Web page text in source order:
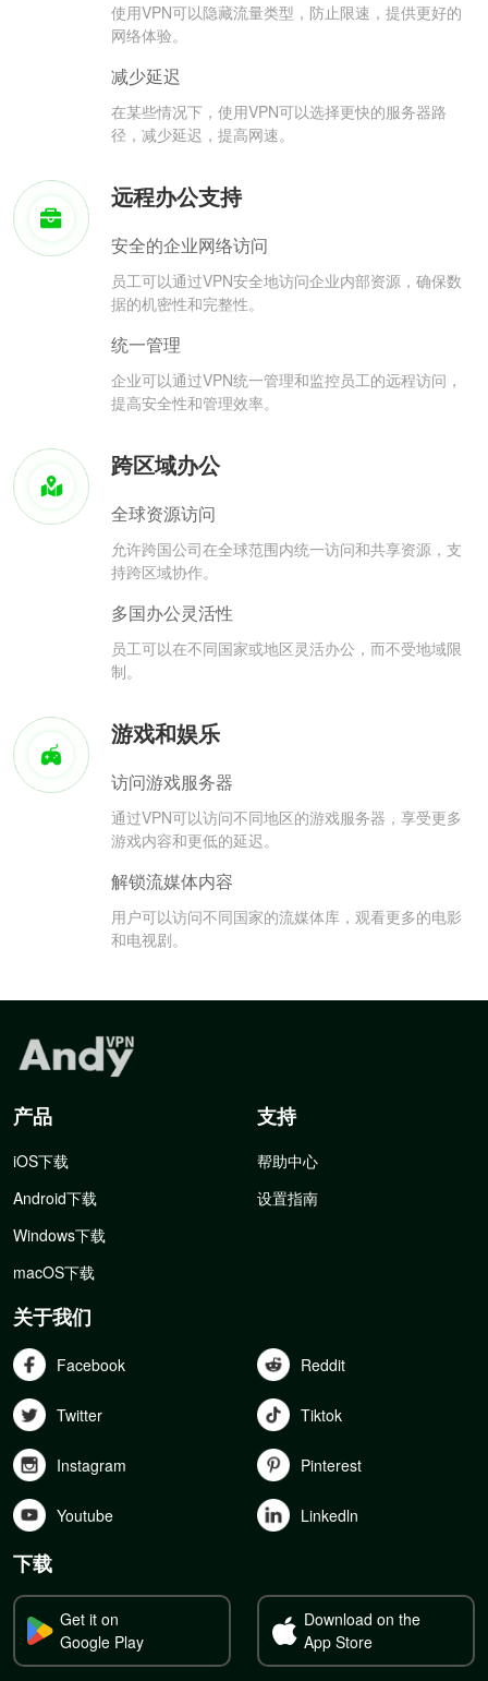
使用VPN可以隐藏流量类型，防止限速，提供更好的
网络体验。
减少延迟
在某些情况下，使用VPN可以选择更快的服务器路
径，减少延迟，提高网速。
远程办公支持
安全的企业网络访问
员工可以通过VPN安全地访问企业内部资源，确保数
据的机密性和完整性。
统一管理
企业可以通过VPN统一管理和监控员工的远程访问，
提高安全性和管理效率。
跨区域办公
全球资源访问
允许跨国公司在全球范围内统一访问和共享资源，支
持跨区域协作。
多国办公灵活性
员工可以在不同国家或地区灵活办公，而不受地域限
制。
游戏和娱乐
访问游戏服务器
通过VPN可以访问不同地区的游戏服务器，享受更多
游戏内容和更低的延迟。
解锁流媒体内容
用户可以访问不同国家的流媒体库，观看更多的电影
和电视剧。
产品
iOS下载
Android下载
Windows下载
macOS下载
支持
帮助中心
设置指南
关于我们
Facebook Reddit
Twitter Tiktok
Instagram Pinterest
Youtube Linkedln
下载
Get it on
Google Play
Download on the
App Store